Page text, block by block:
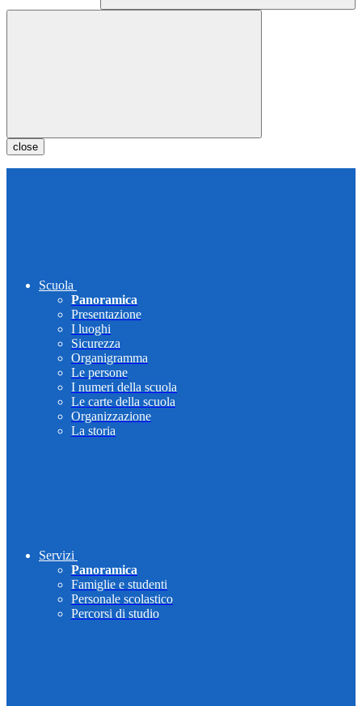
close
Scuola
Panoramica
Presentazione
I luoghi
Sicurezza
Organigramma
Le persone
I numeri della scuola
Le carte della scuola
Organizzazione
La storia
Servizi
Panoramica
Famiglie e studenti
Personale scolastico
Percorsi di studio